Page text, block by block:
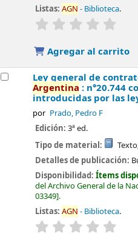
Listas: AGN - Biblioteca.
valoración
Agregar al carrito
Ley general de
Argentina : n°20.744
introducidas por las
por Prado, Pedro F
Edición:3ª ed.
Tipo de material:
Texto
Detalles de publicación:
Disponibilidad:Ítems
del Archivo General de la
03349 .
Listas: AGN - Biblioteca.
valoración